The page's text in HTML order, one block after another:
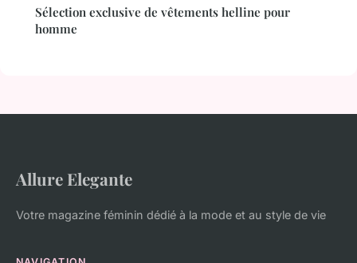
Sélection exclusive de vêtements helline pour
homme
Allure Elegante
Votre magazine féminin dédié à la mode et au style de vie